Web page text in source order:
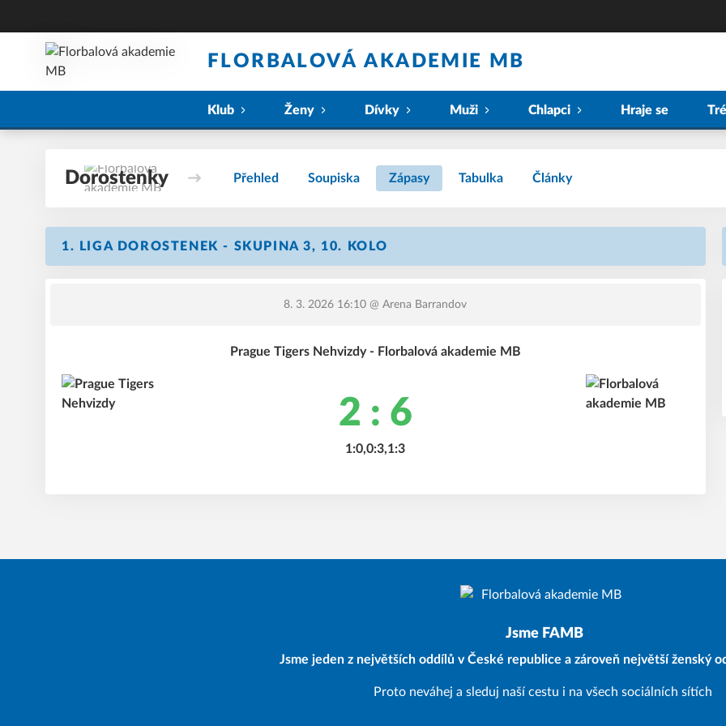
FLORBALOVÁ AKADEMIE MB
Klub Ženy Dívky Muži Chlapci Hraje se
Dorostenky Přehled Soupiska Zápasy Tabulka Články
1. LIGA DOROSTENEK - SKUPINA 3, 10. KOLO
8. 3. 2026 16:10 @ Arena Barrandov
Prague Tigers Nehvizdy - Florbalová akademie MB
2 : 6
1:0,0:3,1:3
Jsme FAMB
Jsme jeden z největších oddílů v České republice a zároveň největší ženský
Proto neváhej a sleduj naší cestu i na všech sociálních sítích